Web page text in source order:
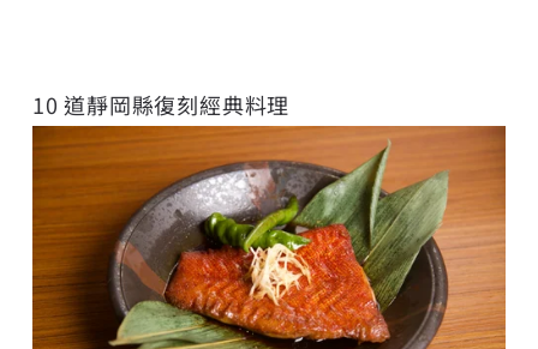
10 道靜岡縣復刻經典料理